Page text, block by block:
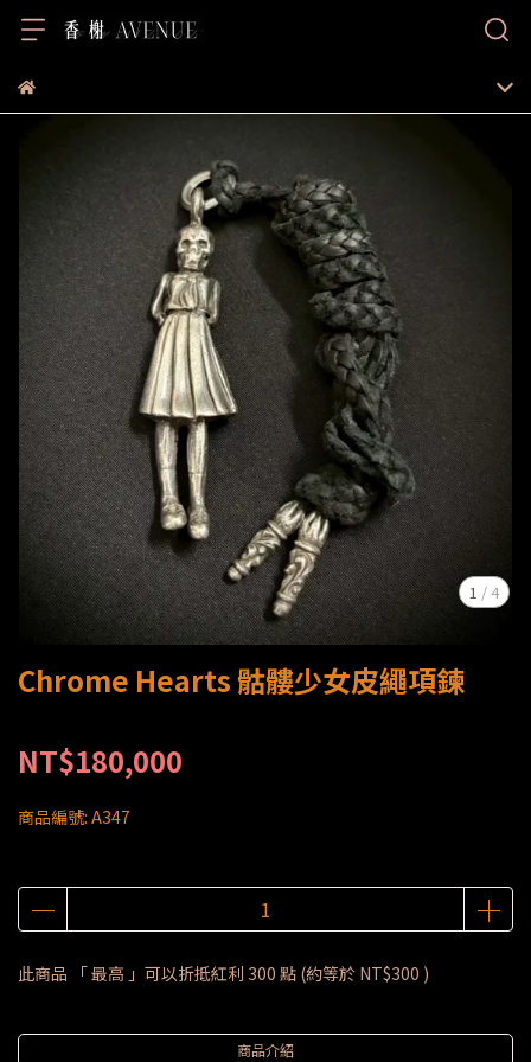
1 / 4
Chrome Hearts 骷髏少女皮繩項鍊
NT$180,000
商品編號: A347
此商品 「 最高 」可以折抵紅利 300 點 (約等於 NT$300 )
商品介紹